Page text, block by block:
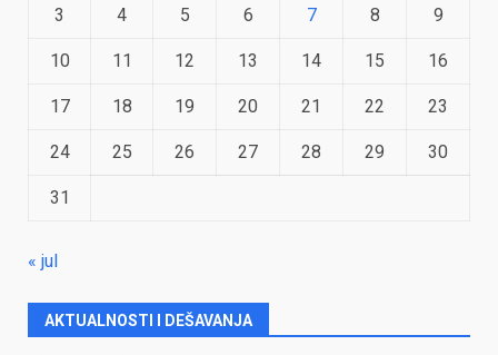
3 4 5 6 7 8 9
10 11 12 13 14 15 16
17 18 19 20 21 22 23
24 25 26 27 28 29 30
31
« jul
AKTUALNOSTI I DEŠAVANJA